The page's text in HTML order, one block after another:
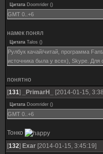
Цитата Doomrider ()
GMT 0..+6
намек понял
Цитата Talos ()
Рулбук качай/читай, программа
источника была у всех), Skype. Для
понятно
[131] _PrimarH_ [2014-01-15,
Цитата Doomrider ()
GMT 0..+6
Тонко
[132] Exar [2014-01-15, 3:45:19]